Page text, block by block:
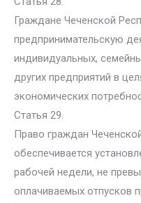
Граждане Чеченской
предпринимательскую
индивидуальных,
других предприятий в
экономических
Статья 29.
Право граждан
обеспечивается
рабочей недели, не
оплачиваемых отпусков